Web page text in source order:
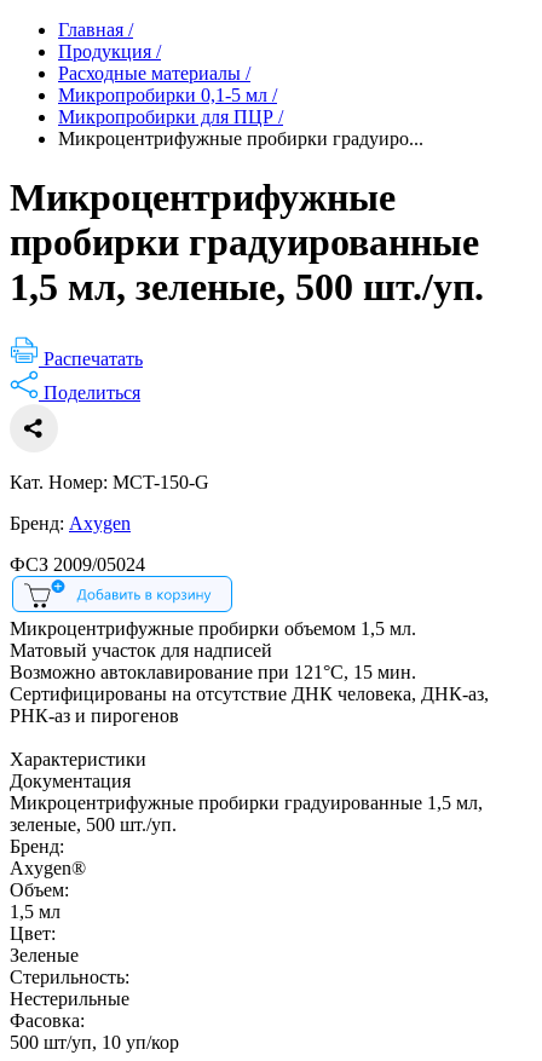
Главная /
Продукция /
Расходные материалы /
Микропробирки 0,1-5 мл /
Микропробирки для ПЦР /
Микроцентрифужные пробирки градуиро...
Микроцентрифужные
пробирки градуированные
1,5 мл, зеленые, 500 шт./уп.
Распечатать
Поделиться
Кат. Номер: MCT-150-G
Бренд: Axygen
ФСЗ 2009/05024
Микроцентрифужные пробирки объемом 1,5 мл.
Матовый участок для надписей
Возможно автоклавирование при 121°С, 15 мин.
Сертифицированы на отсутствие ДНК человека, ДНК-аз,
РНК-аз и пирогенов
Характеристики
Документация
Микроцентрифужные пробирки градуированные 1,5 мл,
зеленые, 500 шт./уп.
Бренд:
Axygen®
Объем:
1,5 мл
Цвет:
Зеленые
Стерильность:
Нестерильные
Фасовка:
500 шт/уп, 10 уп/кор